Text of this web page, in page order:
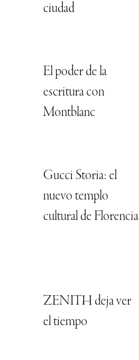
ciudad
El poder de la
escritura con
Montblanc
Gucci Storia: el
nuevo templo
cultural de Florencia
ZENITH deja ver
el tiempo